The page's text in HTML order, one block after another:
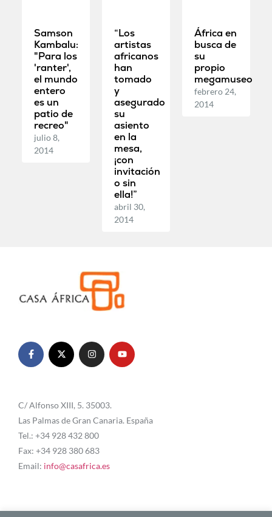
Samson
Kambalu:
"Para los
'ranter',
el mundo
entero
es un
patio de
recreo"
julio 8,
2014
“Los
artistas
africanos
han
tomado
y
asegurado
su
asiento
en la
mesa,
¡con
invitación
o sin
ella!”
abril 30,
2014
África en
busca de
su
propio
megamuseo
febrero 24,
2014
C/ Alfonso XIII, 5. 35003.
Las Palmas de Gran Canaria. España
Tel.: +34 928 432 800
Fax: +34 928 380 683
Email: info@casafrica.es